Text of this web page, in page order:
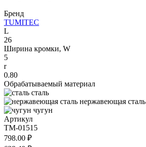
Бренд
TUMITEC
L
26
Ширина кромки, W
5
r
0.80
Обрабатываемый материал
сталь
нержавеющая сталь
чугун
Артикул
TM-01515
798.00 ₽